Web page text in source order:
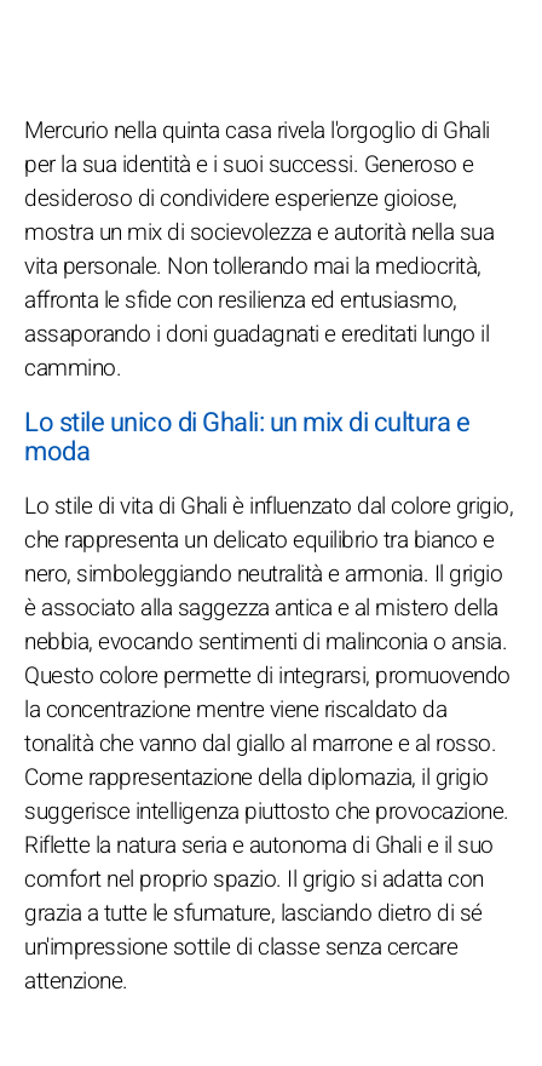
Mercurio nella quinta casa rivela l'orgoglio di Ghali
per la sua identità e i suoi successi. Generoso e
desideroso di condividere esperienze gioiose,
mostra un mix di socievolezza e autorità nella sua
vita personale. Non tollerando mai la mediocrità,
affronta le sfide con resilienza ed entusiasmo,
assaporando i doni guadagnati e ereditati lungo il
cammino.
Lo stile unico di Ghali: un mix di cultura e
moda
Lo stile di vita di Ghali è influenzato dal colore grigio,
che rappresenta un delicato equilibrio tra bianco e
nero, simboleggiando neutralità e armonia. Il grigio
è associato alla saggezza antica e al mistero della
nebbia, evocando sentimenti di malinconia o ansia.
Questo colore permette di integrarsi, promuovendo
la concentrazione mentre viene riscaldato da
tonalità che vanno dal giallo al marrone e al rosso.
Come rappresentazione della diplomazia, il grigio
suggerisce intelligenza piuttosto che provocazione.
Riflette la natura seria e autonoma di Ghali e il suo
comfort nel proprio spazio. Il grigio si adatta con
grazia a tutte le sfumature, lasciando dietro di sé
un'impressione sottile di classe senza cercare
attenzione.